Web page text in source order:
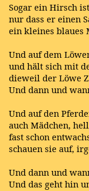
Sogar ein Hirsch
nur dass er einen
ein kleines blaues
Und auf dem
und hält sich mit
dieweil der Löwe
Und dann und
Und auf den
auch Mädchen,
fast schon
schauen sie auf,
Und dann und
Und das geht hin